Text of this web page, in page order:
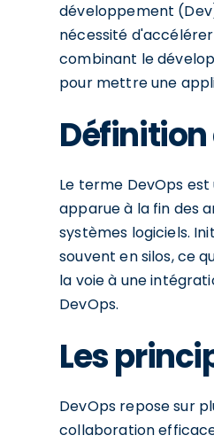
développement
nécessité
combinant le
pour mettre une
Définition
Le terme DevOps
apparue à la fin des
systèmes logiciels.
souvent en silos, ce
la voie à une
DevOps.
Les
DevOps repose sur
collaboration